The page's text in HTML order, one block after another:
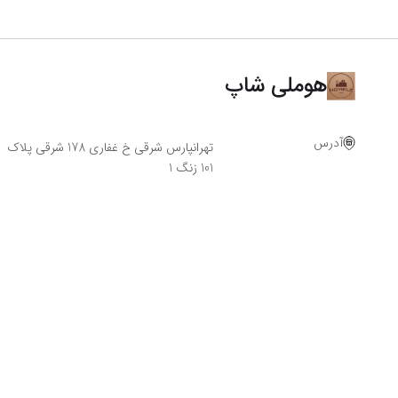
هوملی شاپ
آدرس
تهرانپارس شرقی خ غفاری 178 شرقی پلاک
101 زنگ 1